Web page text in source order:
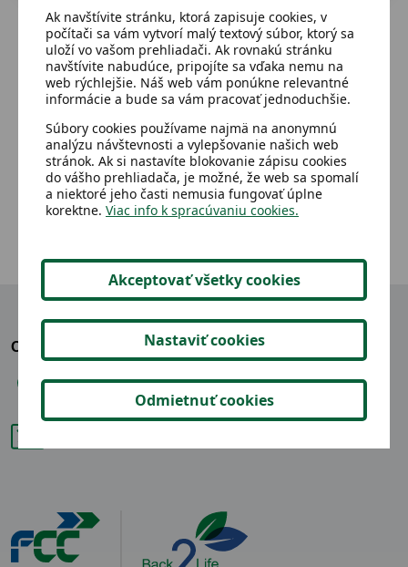
Dostupný
Drevený mlynček na
korenie,funkčný 27cm
Detail 3,36 €
OZVITE SA NÁM
+421 904 865 914
Ak navštívite stránku, ktorá zapisuje cookies, v
počítači sa vám vytvorí malý textový súbor, ktorý sa
uloží vo vašom prehliadači. Ak rovnakú stránku
navštívite nabudúce, pripojíte sa vďaka nemu na
web rýchlejšie. Náš web vám ponúkne relevantné
informácie a bude sa vám pracovať jednoduchšie.
Súbory cookies používame najmä na anonymnú
analýzu návštevnosti a vylepšovanie našich web
stránok. Ak si nastavíte blokovanie zápisu cookies
do vášho prehliadača, je možné, že web sa spomalí
a niektoré jeho časti nemusia fungovať úplne
korektne. Viac info k spracúvaniu cookies.
Akceptovať všetky cookies
Nastaviť cookies
Odmietnuť cookies